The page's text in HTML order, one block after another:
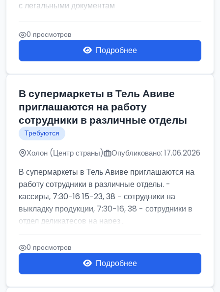
с легальными документам
0 просмотров
Подробнее
В супермаркеты в Тель Авиве
приглашаются на работу
сотрудники в различные отделы
Требуются
Холон (Центр страны) Опубликовано: 17.06.2026
В супермаркеты в Тель Авиве приглашаются на
работу сотрудники в различные отделы. -
кассиры, 7:30-16 15-23, 38 - сотрудники на
выкладку продукции, 7:30-16, 38 - сотрудники в
отдел деликатесов на нарез...
0 просмотров
Подробнее